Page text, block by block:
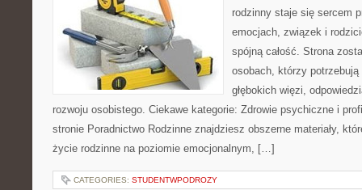
rodzinny staje się sercem
emocjach, związek i
spójną całość. Strona
osobach, którzy potrzebują
głębokich więzi,
rozwoju osobistego. Ciekawe kategorie: Zdrowie psychiczne i
stronie Poradnictwo Rodzinne znajdziesz obszerne materiały,
życie rodzinne na poziomie emocjonalnym, […]
CATEGORIES: STUDENTWPODROZY